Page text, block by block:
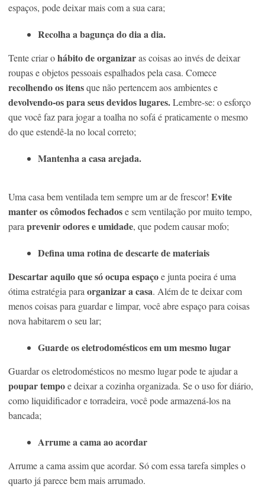
espaços, pode deixar mais com a sua cara;
Recolha a bagunça do dia a dia.
Tente criar ohábito de organizaras coisas ao invés de deixar
roupas e objetos pessoais espalhados pela casa. Comece
recolhendo os itensque não pertencem aos ambientes e
devolvendo-os para seus devidos lugares.Lembre-se: o esforço
que você faz para jogar a toalha no sofá é praticamente o mesmo
do que estendê-la no local correto;
Mantenha a casa arejada.
Uma casa bem ventilada tem sempre um ar de frescor! Evite
manter os cômodos fechadose sem ventilação por muito tempo,
para prevenir odores e umidade, que podem causar mofo;
Defina uma rotina de descarte de materiais
Descartar aquilo que só ocupa espaçoe junta poeira é uma
ótima estratégia para organizar a casa. Além de te deixar com
menos coisas para guardar e limpar, você abre espaço para coisas
nova habitarem o seu lar;
Guarde os eletrodomésticos em um mesmo lugar
Guardar os eletrodomésticos no mesmo lugar pode te ajudar a
poupar tempoe deixar a cozinha organizada. Se o uso for diário,
como liquidificador e torradeira, você pode armazená-los na
bancada;
Arrume a cama ao acordar
Arrume a cama assim que acordar. Só com essa tarefa simples o
quarto já parece bem mais arrumado.